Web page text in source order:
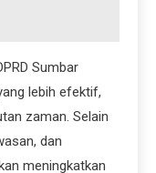
Sumbar
lebih efektif,
zaman. Selain
dan
meningkatkan